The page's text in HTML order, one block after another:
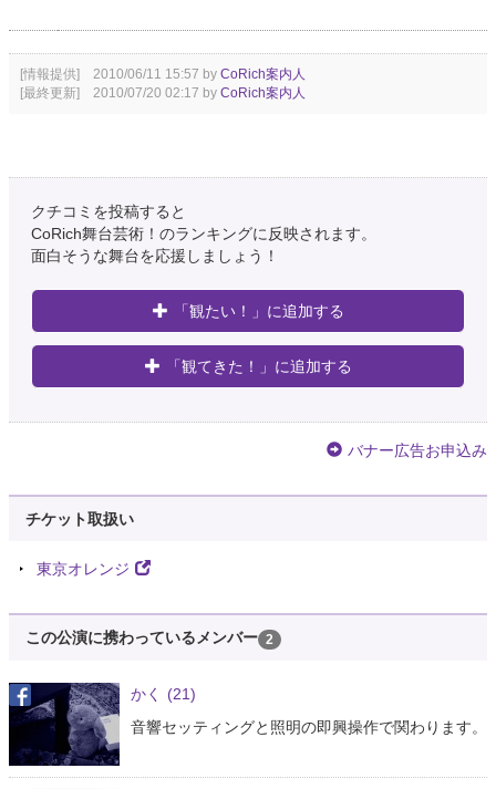
[情報提供] 2010/06/11 15:57 by CoRich案内人
[最終更新] 2010/07/20 02:17 by CoRich案内人
クチコミを投稿すると
CoRich舞台芸術！のランキングに反映されます。
面白そうな舞台を応援しましょう！
「観たい！」に追加する
「観てきた！」に追加する
バナー広告お申込み
チケット取扱い
東京オレンジ
この公演に携わっているメンバー 2
かく
(21)
音響セッティングと照明の即興操作で関わります。